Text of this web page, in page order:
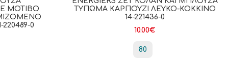
ΜΟΤΊΒΟ
0
ΤΎΠΩΜΑ ΚΑΡΠΟΎΖΙ ΛΕΥΚΌ-ΚΌΚΚΙΝΟ
14-221436-0
10.00€
80